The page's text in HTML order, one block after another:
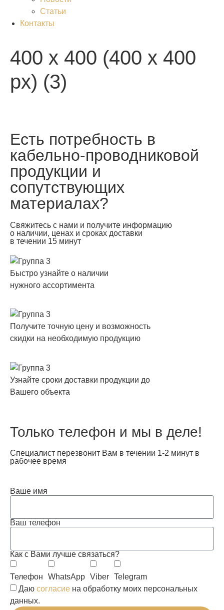
Статьи
Контакты
400 х 400 (400 x 400
px) (3)
Есть потребность в
кабельно-проводниковой
продукции и
сопутствующих
материалах?
Свяжитесь с нами и получите информацию
о наличии, ценах и сроках доставки
в течении 15 минут
Быстро узнайте о наличии
нужного ассортимента
Получите точную цену и возможность
скидки на необходимую продукцию
Узнайте сроки доставки продукции до
Вашего объекта
Только телефон и мы в деле!
Специалист перезвонит Вам в течении 1-2 минут в
рабочее время
Ваше имя
Ваш телефон
Как с Вами лучше связаться?
Телефон WhatsApp Viber Telegram
Даю согласие на обработку моих персональных
данных.